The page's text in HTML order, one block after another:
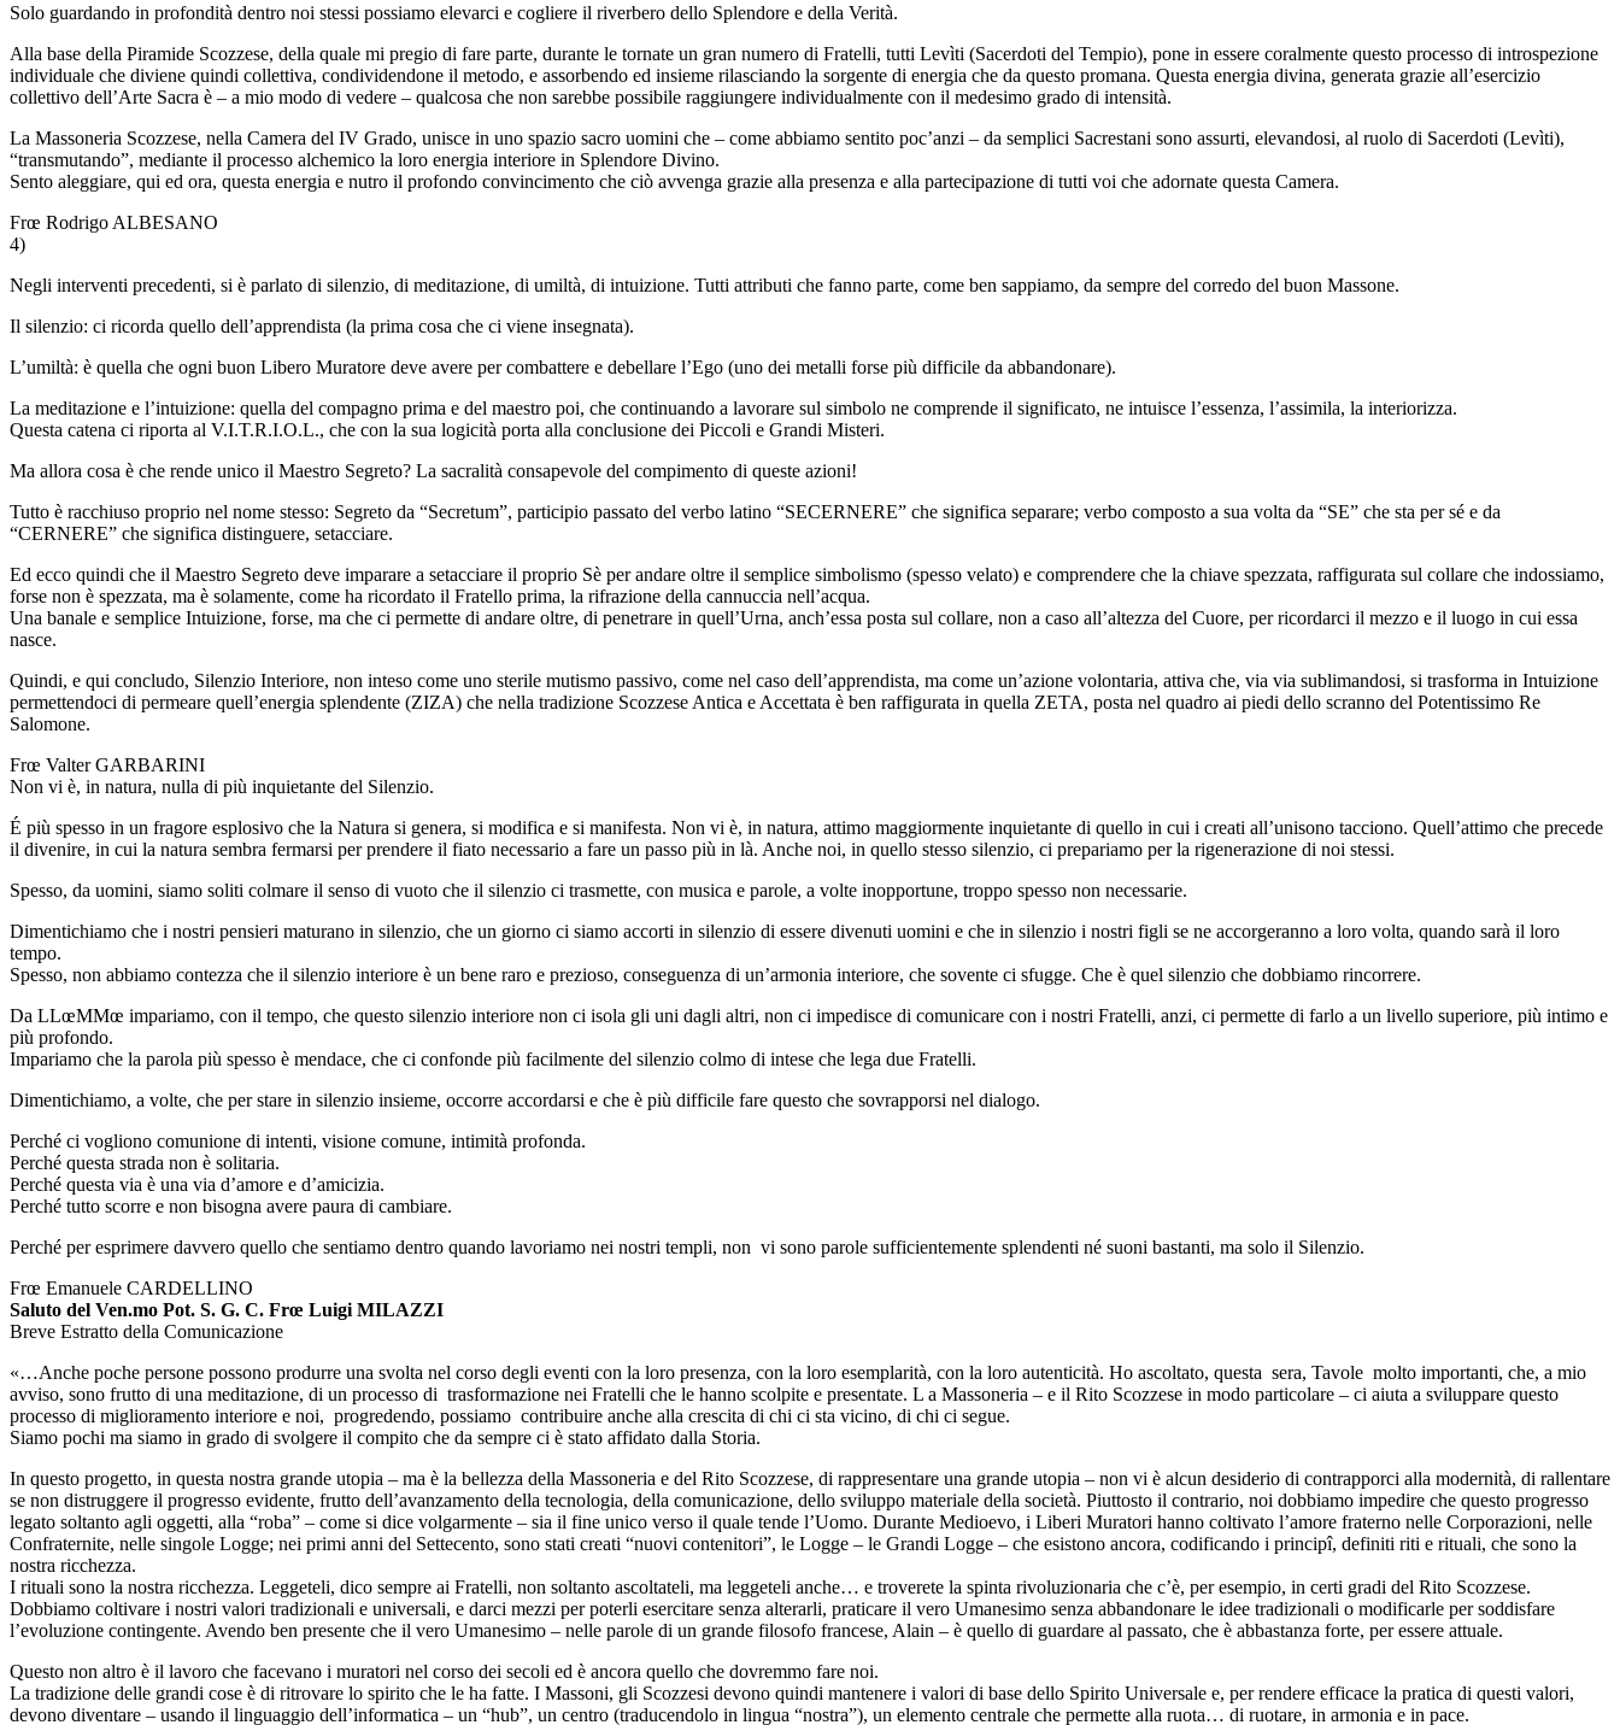
Solo guardando in profondità dentro noi stessi possiamo elevarci e cogliere il riverbero dello Splendore e della Verità.
Alla base della Piramide Scozzese, della quale mi pregio di fare parte, durante le tornate un gran numero di Fratelli, tutti Levìti (Sacerdoti del Tempio), pone in essere coralmente questo processo di introspezione
individuale che diviene quindi collettiva, condividendone il metodo, e assorbendo ed insieme rilasciando la sorgente di energia che da questo promana. Questa energia divina, generata grazie all’esercizio
collettivo dell’Arte Sacra è – a mio modo di vedere – qualcosa che non sarebbe possibile raggiungere individualmente con il medesimo grado di intensità.
La Massoneria Scozzese, nella Camera del IV Grado, unisce in uno spazio sacro uomini che – come abbiamo sentito poc’anzi – da semplici Sacrestani sono assurti, elevandosi, al ruolo di Sacerdoti (Levìti),
“transmutando”, mediante il processo alchemico la loro energia interiore in Splendore Divino.
Sento aleggiare, qui ed ora, questa energia e nutro il profondo convincimento che ciò avvenga grazie alla presenza e alla partecipazione di tutti voi che adornate questa Camera.
Frœ Rodrigo ALBESANO
4)
Negli interventi precedenti, si è parlato di silenzio, di meditazione, di umiltà, di intuizione. Tutti attributi che fanno parte, come ben sappiamo, da sempre del corredo del buon Massone.
Il silenzio: ci ricorda quello dell’apprendista (la prima cosa che ci viene insegnata).
L’umiltà: è quella che ogni buon Libero Muratore deve avere per combattere e debellare l’Ego (uno dei metalli forse più difficile da abbandonare).
La meditazione e l’intuizione: quella del compagno prima e del maestro poi, che continuando a lavorare sul simbolo ne comprende il significato, ne intuisce l’essenza, l’assimila, la interiorizza.
Questa catena ci riporta al V.I.T.R.I.O.L., che con la sua logicità porta alla conclusione dei Piccoli e Grandi Misteri.
Ma allora cosa è che rende unico il Maestro Segreto? La sacralità consapevole del compimento di queste azioni!
Tutto è racchiuso proprio nel nome stesso: Segreto da “Secretum”, participio passato del verbo latino “SECERNERE” che significa separare; verbo composto a sua volta da “SE” che sta per sé e da
“CERNERE” che significa distinguere, setacciare.
Ed ecco quindi che il Maestro Segreto deve imparare a setacciare il proprio Sè per andare oltre il semplice simbolismo (spesso velato) e comprendere che la chiave spezzata, raffigurata sul collare che indossiamo,
forse non è spezzata, ma è solamente, come ha ricordato il Fratello prima, la rifrazione della cannuccia nell’acqua.
Una banale e semplice Intuizione, forse, ma che ci permette di andare oltre, di penetrare in quell’Urna, anch’essa posta sul collare, non a caso all’altezza del Cuore, per ricordarci il mezzo e il luogo in cui essa
nasce.
Quindi, e qui concludo, Silenzio Interiore, non inteso come uno sterile mutismo passivo, come nel caso dell’apprendista, ma come un’azione volontaria, attiva che, via via sublimandosi, si trasforma in Intuizione
permettendoci di permeare quell’energia splendente (ZIZA) che nella tradizione Scozzese Antica e Accettata è ben raffigurata in quella ZETA, posta nel quadro ai piedi dello scranno del Potentissimo Re
Salomone.
Frœ Valter GARBARINI
Non vi è, in natura, nulla di più inquietante del Silenzio.
É più spesso in un fragore esplosivo che la Natura si genera, si modifica e si manifesta. Non vi è, in natura, attimo maggiormente inquietante di quello in cui i creati all’unisono tacciono. Quell’attimo che precede
il divenire, in cui la natura sembra fermarsi per prendere il fiato necessario a fare un passo più in là. Anche noi, in quello stesso silenzio, ci prepariamo per la rigenerazione di noi stessi.
Spesso, da uomini, siamo soliti colmare il senso di vuoto che il silenzio ci trasmette, con musica e parole, a volte inopportune, troppo spesso non necessarie.
Dimentichiamo che i nostri pensieri maturano in silenzio, che un giorno ci siamo accorti in silenzio di essere divenuti uomini e che in silenzio i nostri figli se ne accorgeranno a loro volta, quando sarà il loro
tempo.
Spesso, non abbiamo contezza che il silenzio interiore è un bene raro e prezioso, conseguenza di un’armonia interiore, che sovente ci sfugge. Che è quel silenzio che dobbiamo rincorrere.
Da LLœMMœ impariamo, con il tempo, che questo silenzio interiore non ci isola gli uni dagli altri, non ci impedisce di comunicare con i nostri Fratelli, anzi, ci permette di farlo a un livello superiore, più intimo e
più profondo.
Impariamo che la parola più spesso è mendace, che ci confonde più facilmente del silenzio colmo di intese che lega due Fratelli.
Dimentichiamo, a volte, che per stare in silenzio insieme, occorre accordarsi e che è più difficile fare questo che sovrapporsi nel dialogo.
Perché ci vogliono comunione di intenti, visione comune, intimità profonda.
Perché questa strada non è solitaria.
Perché questa via è una via d’amore e d’amicizia.
Perché tutto scorre e non bisogna avere paura di cambiare.
Perché per esprimere davvero quello che sentiamo dentro quando lavoriamo nei nostri templi, non vi sono parole sufficientemente splendenti né suoni bastanti, ma solo il Silenzio.
Frœ Emanuele CARDELLINO
Saluto del Ven.mo Pot. S. G. C. Frœ Luigi MILAZZI
Breve Estratto della Comunicazione
«…Anche poche persone possono produrre una svolta nel corso degli eventi con la loro presenza, con la loro esemplarità, con la loro autenticità. Ho ascoltato, questa sera, Tavole molto importanti, che, a mio
avviso, sono frutto di una meditazione, di un processo di trasformazione nei Fratelli che le hanno scolpite e presentate. L a Massoneria – e il Rito Scozzese in modo particolare – ci aiuta a sviluppare questo
processo di miglioramento interiore e noi, progredendo, possiamo contribuire anche alla crescita di chi ci sta vicino, di chi ci segue.
Siamo pochi ma siamo in grado di svolgere il compito che da sempre ci è stato affidato dalla Storia.
In questo progetto, in questa nostra grande utopia – ma è la bellezza della Massoneria e del Rito Scozzese, di rappresentare una grande utopia – non vi è alcun desiderio di contrapporci alla modernità, di rallentare
se non distruggere il progresso evidente, frutto dell’avanzamento della tecnologia, della comunicazione, dello sviluppo materiale della società. Piuttosto il contrario, noi dobbiamo impedire che questo progresso
legato soltanto agli oggetti, alla “roba” – come si dice volgarmente – sia il fine unico verso il quale tende l’Uomo. Durante Medioevo, i Liberi Muratori hanno coltivato l’amore fraterno nelle Corporazioni, nelle
Confraternite, nelle singole Logge; nei primi anni del Settecento, sono stati creati “nuovi contenitori”, le Logge – le Grandi Logge – che esistono ancora, codificando i principî, definiti riti e rituali, che sono la
nostra ricchezza.
I rituali sono la nostra ricchezza. Leggeteli, dico sempre ai Fratelli, non soltanto ascoltateli, ma leggeteli anche… e troverete la spinta rivoluzionaria che c’è, per esempio, in certi gradi del Rito Scozzese.
Dobbiamo coltivare i nostri valori tradizionali e universali, e darci mezzi per poterli esercitare senza alterarli, praticare il vero Umanesimo senza abbandonare le idee tradizionali o modificarle per soddisfare
l’evoluzione contingente. Avendo ben presente che il vero Umanesimo – nelle parole di un grande filosofo francese, Alain – è quello di guardare al passato, che è abbastanza forte, per essere attuale.
Questo non altro è il lavoro che facevano i muratori nel corso dei secoli ed è ancora quello che dovremmo fare noi.
La tradizione delle grandi cose è di ritrovare lo spirito che le ha fatte. I Massoni, gli Scozzesi devono quindi mantenere i valori di base dello Spirito Universale e, per rendere efficace la pratica di questi valori,
devono diventare – usando il linguaggio dell’informatica – un “hub”, un centro (traducendolo in lingua “nostra”), un elemento centrale che permette alla ruota… di ruotare, in armonia e in pace.